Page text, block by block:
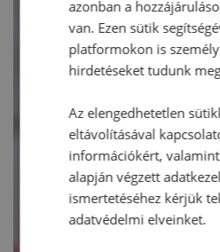
azonban a
van. Ezen sütik
platformokon is
hirdetéseket tudunk
Az elengedhetetlen
eltávolításával
információkért,
alapján végzett
ismertetéséhez kérjük
adatvédelmi elveinket.